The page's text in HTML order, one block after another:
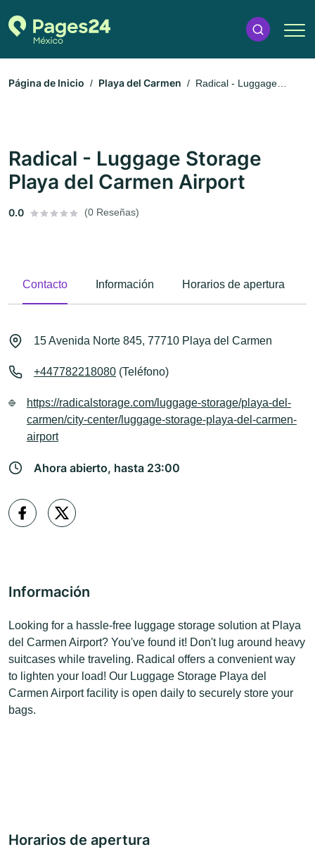
Página de Inicio Playa del Carmen
Radical - Luggage
Radical - Luggage Storage
Playa del Carmen Airport
0.0 (0 Reseñas)
Contacto Información Horarios de apertura
15 Avenida Norte 845, 77710 Playa del Carmen
+447782218080 (Teléfono)
https://radicalstorage.com/luggage-storage/playa-del-
carmen/city-center/luggage-storage-playa-del-carmen-
airport
Ahora abierto, hasta 23:00
Información
Looking for a hassle-free luggage storage solution at Playa
del Carmen Airport? You've found it! Don't lug around heavy
suitcases while traveling. Radical offers a convenient way
to lighten your load! Our Luggage Storage Playa del
Carmen Airport facility is open daily to securely store your
bags.
Horarios de apertura